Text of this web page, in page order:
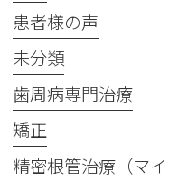
患者様の声
未分類
歯周病専門治療
矯正
精密根管治療（マイ